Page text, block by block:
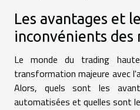
Les avantages et
inconvénients
Le monde du trading
transformation majeure avec
Alors, quels sont les
automatisées et quelles sont